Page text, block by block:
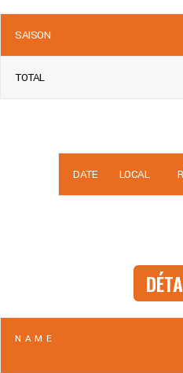
SAISON
TOTAL
DATE LOCAL
NAME